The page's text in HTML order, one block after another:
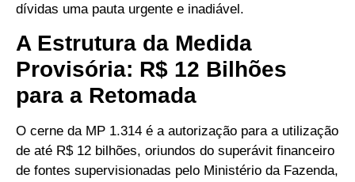
dívidas uma pauta urgente e inadiável.
A Estrutura da Medida
Provisória: R$ 12 Bilhões
para a Retomada
O cerne da MP 1.314 é a autorização para a utilização
de até R$ 12 bilhões, oriundos do superávit financeiro
de fontes supervisionadas pelo Ministério da Fazenda,